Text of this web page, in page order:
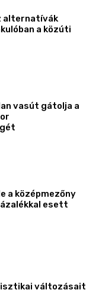
alternatívák
a közúti
vasút gátolja a
a középmezőny
esett
változásait